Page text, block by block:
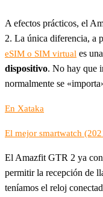
A efectos prácticos, el
2. La única diferencia, a
eSIM o SIM virtual es una
dispositivo. No hay que
normalmente se
En Xataka
El mejor smartwatch
El Amazfit GTR 2 ya
permitir la recepción de
teníamos el reloj